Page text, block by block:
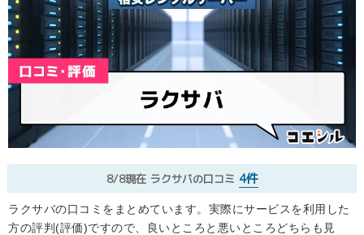
8/8現在 ラクサバの口コミ 4件
ラクサバの口コミをまとめています。実際にサービスを利用した
方の評判(評価)ですので、良いところと悪いところどちらも見